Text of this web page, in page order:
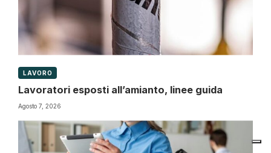
LAVORO
Lavoratori esposti all’amianto, linee guida
Agosto 7, 2026